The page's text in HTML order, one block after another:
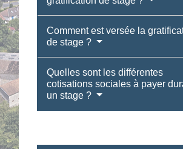
Comment est versée la
de stage ?
Quelles sont les différentes
cotisations sociales à payer
un stage ?